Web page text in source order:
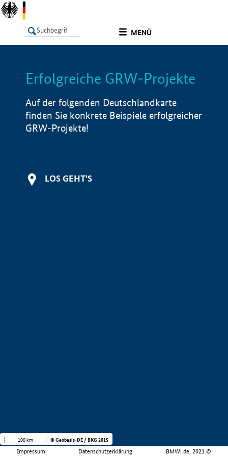
MENÜ
LISTE Info
Erfolgreiche GRW-Projekte
Auf der folgenden Deutschlandkarte
finden Sie konkrete Beispiele erfolgreicher
GRW-Projekte!
LOS GEHT'S
Impressum Datenschutzerklärung BMWi.de, 2021 ©
100 km © Geobasis-DE / BKG 2015